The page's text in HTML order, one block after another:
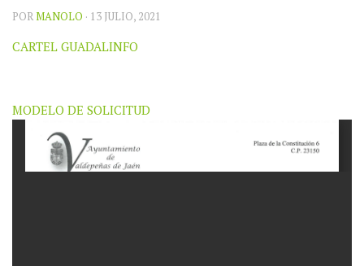
PORMANOLO · 13 JULIO, 2021
CARTEL GUADALINFO
MODELO DE SOLICITUD